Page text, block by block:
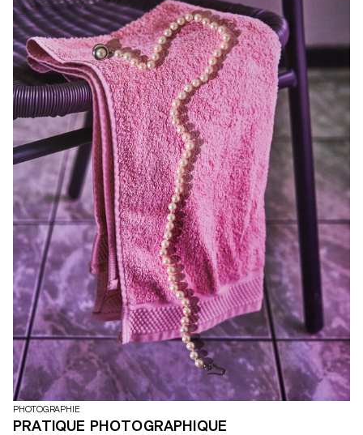
PHOTOGRAPHIE
PRATIQUE PHOTOGRAPHIQUE